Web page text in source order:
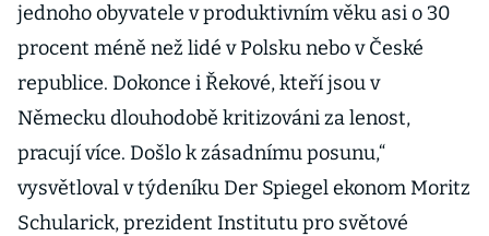
jednoho obyvatele v produktivním věku asi o 30
procent méně než lidé v Polsku nebo v České
republice. Dokonce i Řekové, kteří jsou v
Německu dlouhodobě kritizováni za lenost,
pracují více. Došlo k zásadnímu posunu,“
vysvětloval v týdeníku Der Spiegel ekonom Moritz
Schularick, prezident Institutu pro světové